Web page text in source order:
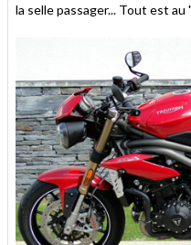
la selle passager... Tout est au